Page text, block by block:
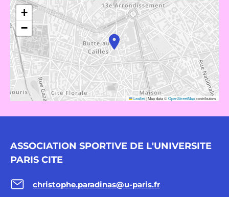
+
−
Leaflet|Map data ©OpenStreetMapcontributors
ASSOCIATION SPORTIVE DE L'UNIVERSITE
PARIS CITE
christophe.paradinas@u-paris.fr